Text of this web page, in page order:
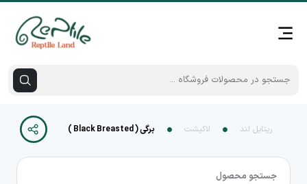
رپتایل لند لاکپشت برگی ( Black Breasted )
جستجو محصول